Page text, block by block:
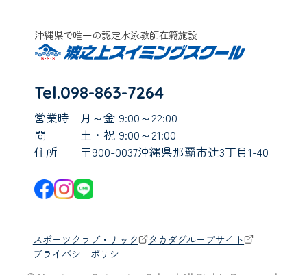
沖縄県で唯一の認定水泳教師在籍施設
Tel.098-863-7264
営業時
間
月～金 9:00～22:00
土・祝 9:00～21:00
住所
〒900-0037沖縄県那覇市辻3丁目1-40
スポーツクラブ・ナック
タカダグループサイト
プライバシーポリシー